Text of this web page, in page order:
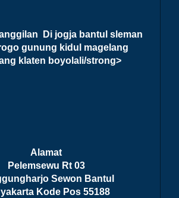
Di jogja bantul sleman
gunung kidul magelang
klaten boyolali/strong>
Alamat
Pelemsewu Rt 03
Sewon Bantul
Kode Pos 55188